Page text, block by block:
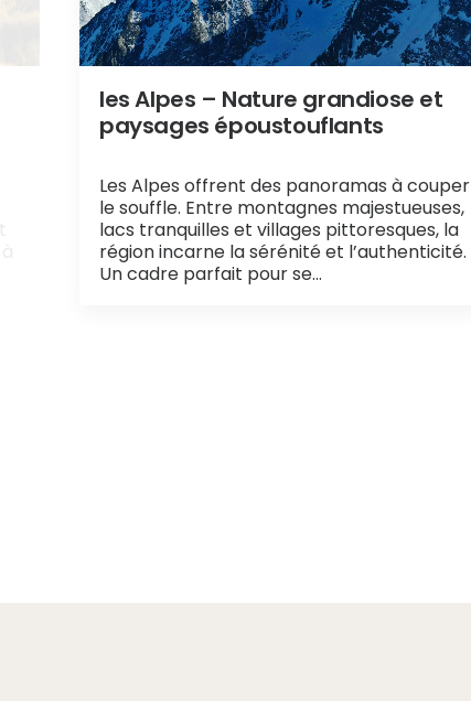
les Alpes – Nature grandiose et
paysages époustouflants
Les Alpes offrent des panoramas à couper
le souffle. Entre montagnes majestueuses,
lacs tranquilles et villages pittoresques, la
région incarne la sérénité et l’authenticité.
Un cadre parfait pour se…